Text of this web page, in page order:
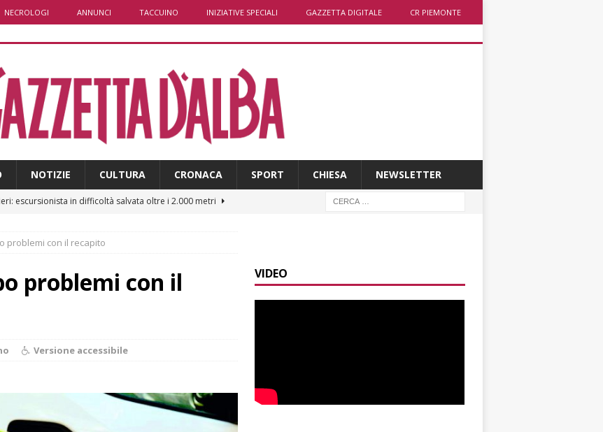
NECROLOGI ANNUNCI TACCUINO INIZIATIVE SPECIALI GAZZETTA DIGITALE CR PIEMONTE
NOTIZIE CULTURA CRONACA SPORT CHIESA NEWSLETTER
escursionista in difficoltà salvata oltre i 2.000 metri
Galeasso in Comune ad Alba, per la Lega le dimissioni
politico
ALBA
/ La ciclabile del Ponente ligure sui vecchi binari
a Monticello d’Alba: crolla un palo dell’illuminazione
il piemontese / La parola della settimana è Bifa
problemi con il recapito
problemi con il
Versione accessibile
VIDEO